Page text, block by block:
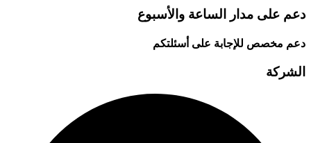
دعم على مدار الساعة والأسبوع
دعم مخصص للإجابة على أسئلتكم
الشركة